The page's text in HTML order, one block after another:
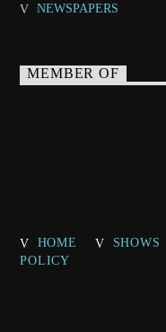
NEWSPAPERS
MEMBER OF
HOME SHOWS
POLICY